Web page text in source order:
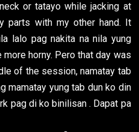
or tatayo while jacking at
parts with my other hand. It
lalo pag nakita na nila yung
horny. Pero that day was
of the session, namatay tab
mamatay yung tab dun ko din
pag di ko binilisan . Dapat pa